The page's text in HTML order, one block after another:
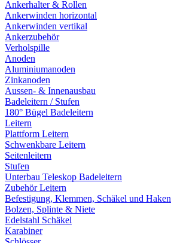
Ankerhalter & Rollen
Ankerwinden horizontal
Ankerwinden vertikal
Ankerzubehör
Verholspille
Anoden
Aluminiumanoden
Zinkanoden
Aussen- & Innenausbau
Badeleitern / Stufen
180° Bügel Badeleitern
Leitern
Plattform Leitern
Schwenkbare Leitern
Seitenleitern
Stufen
Unterbau Teleskop Badeleitern
Zubehör Leitern
Befestigung, Klemmen, Schäkel und Haken
Bolzen, Splinte & Niete
Edelstahl Schäkel
Karabiner